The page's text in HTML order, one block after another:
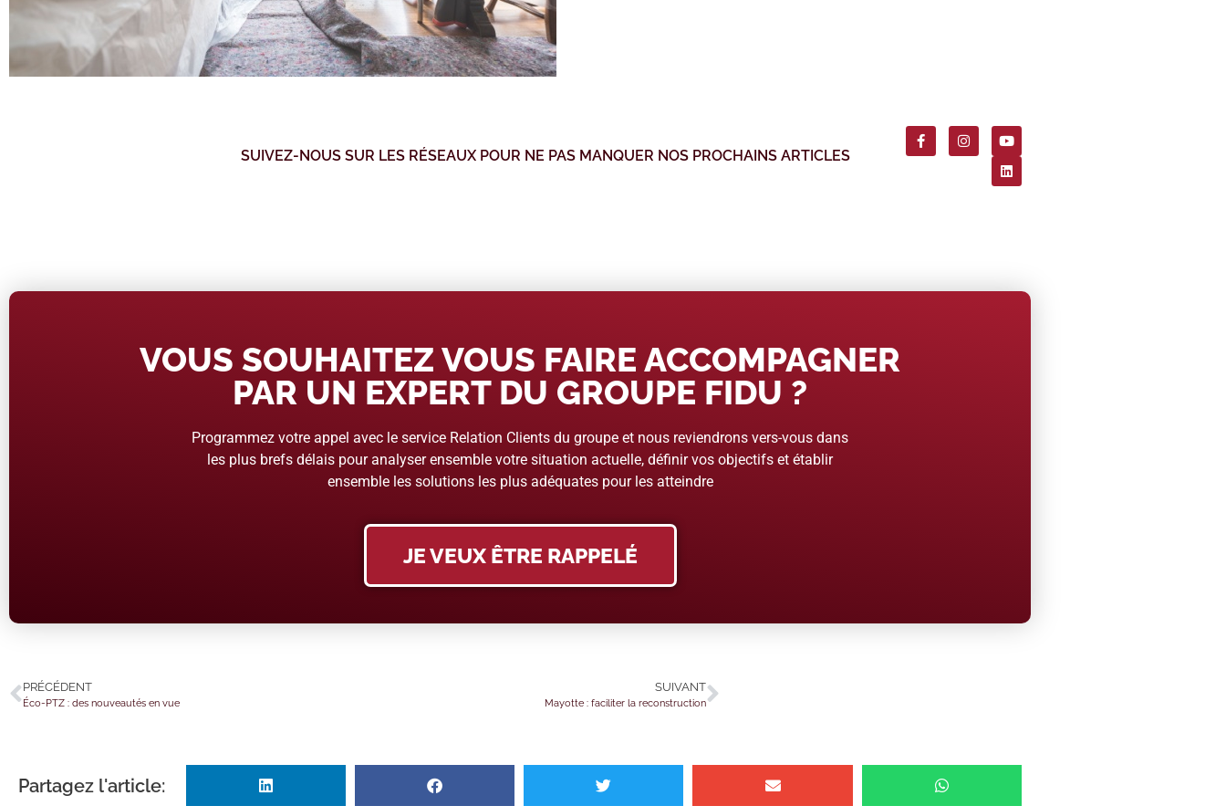
SUIVEZ-NOUS SUR LES RÉSEAUX POUR NE PAS MANQUER NOS PROCHAINS ARTICLES
VOUS SOUHAITEZ VOUS FAIRE ACCOMPAGNER
PAR UN EXPERT DU GROUPE FIDU ?
Programmez votre appel avec le service Relation Clients du groupe et nous reviendrons vers-vous dans
les plus brefs délais pour analyser ensemble votre situation actuelle, définir vos objectifs et établir
ensemble les solutions les plus adéquates pour les atteindre
JE VEUX ÊTRE RAPPELÉ
PRÉCÉDENT
Éco-PTZ : des nouveautés en vue
SUIVANT
Mayotte : faciliter la reconstruction
Partagez l'article: